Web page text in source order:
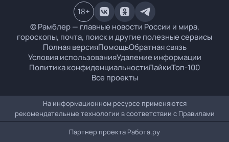
© Рамблер — главные новости России и мира,
гороскопы, почта, поиск и другие полезные сервисы
Полная версияПомощьОбратная связь
Условия использованияУдаление информации
Политика конфиденциальностиЛайкиТоп-100
Все проекты
18+
На информационном ресурсе применяются
рекомендательные технологии в соответствии с Правилами
Партнер проекта Работа.ру